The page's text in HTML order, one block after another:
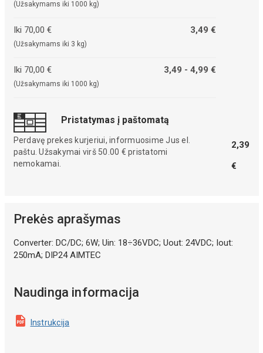
(Užsakymams iki 1000 kg)
Iki 70,00 €
(Užsakymams iki 3 kg)
3,49 €
Iki 70,00 €
(Užsakymams iki 1000 kg)
3,49 - 4,99 €
Pristatymas į paštomatą
Perdavę prekes kurjeriui, informuosime Jus el.
paštu. Užsakymai virš 50.00 € pristatomi
nemokamai.
2,39
€
Prekės aprašymas
Converter: DC/DC; 6W; Uin: 18÷36VDC; Uout: 24VDC; Iout:
250mA; DIP24 AIMTEC
Naudinga informacija
Instrukcija